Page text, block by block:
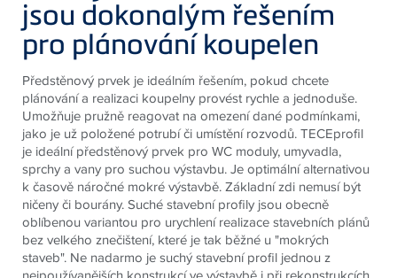
jsou dokonalým řešením
pro plánování koupelen
Předstěnový prvek je ideálním řešením, pokud chcete
plánování a realizaci koupelny provést rychle a jednoduše.
Umožňuje pružně reagovat na omezení dané podmínkami,
jako je už položené potrubí či umístění rozvodů.TECEprofil
je ideální předstěnový prvek pro WC moduly, umyvadla,
sprchy a vany pro suchou výstavbu. Je optimální alternativou
k časově náročné mokré výstavbě. Základní zdi nemusí být
ničeny či bourány. Suché stavební profily jsou obecně
oblíbenou variantou pro urychlení realizace stavebních plánů
bez velkého znečištení, které je tak běžné u "mokrých
staveb". Ne nadarmo je suchý stavební profil jednou z